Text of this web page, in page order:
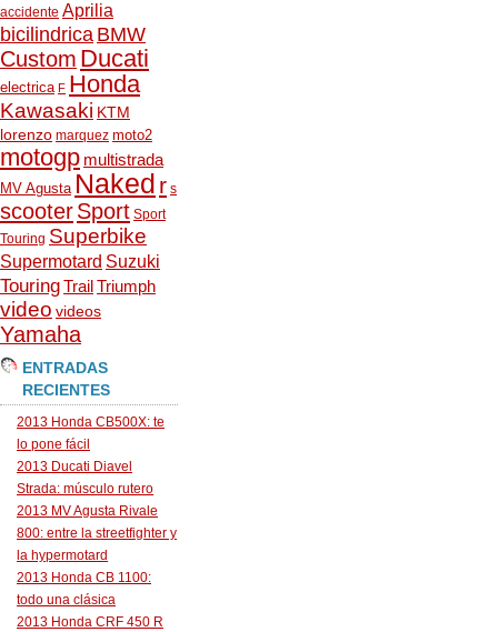
accidente Aprilia
bicilindrica BMW
Custom Ducati
electrica F Honda
Kawasaki KTM
lorenzo marquez moto2
motogp multistrada
MV Agusta Naked r s
scooterSport Sport
Touring Superbike
Supermotard Suzuki
TouringTrailTriumph
video videos
Yamaha
ENTRADAS
RECIENTES
2013 Honda CB500X: te
lo pone fácil
2013 Ducati Diavel
Strada: músculo rutero
2013 MV Agusta Rivale
800: entre la streetfighter y
la hypermotard
2013 Honda CB 1100:
todo una clásica
2013 Honda CRF 450 R